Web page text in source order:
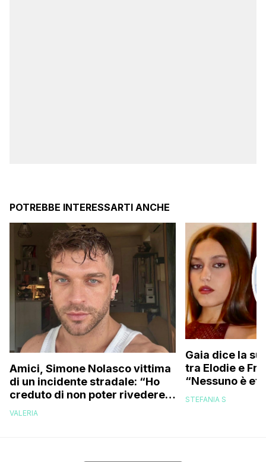
POTREBBE INTERESSARTI ANCHE
Amici, Simone Nolasco vittima
di un incidente stradale: “Ho
creduto di non poter rivedere
più la mia famiglia”
VALERIA
Gaia dice la
tra Elodie e
“Nessuno è
trovo folle
STEFANIA S